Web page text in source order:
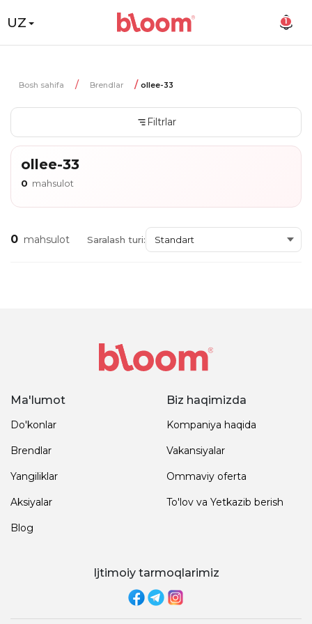
UZ 1
Bosh sahifa Brendlar ollee-33
Filtrlar
ollee-33
0 mahsulot
0 mahsulot Saralash turi:
Ma'lumot
Do'konlar
Brendlar
Yangiliklar
Aksiyalar
Blog
Biz haqimizda
Kompaniya haqida
Vakansiyalar
Ommaviy oferta
To'lov va Yetkazib berish
Ijtimoiy tarmoqlarimiz